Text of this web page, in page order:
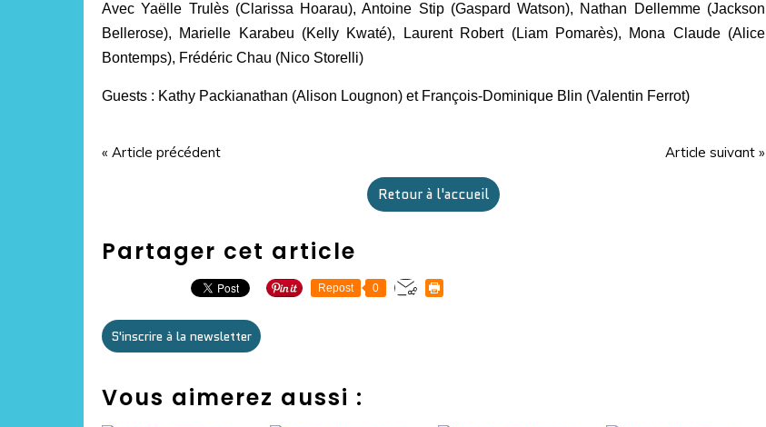
Avec Yaëlle Trulès (Clarissa Hoarau), Antoine Stip (Gaspard Watson), Nathan Dellemme (Jackson
Bellerose), Marielle Karabeu (Kelly Kwaté), Laurent Robert (Liam Pomarès), Mona Claude (Alice
Bontemps), Frédéric Chau (Nico Storelli)
Guests : Kathy Packianathan (Alison Lougnon) et François-Dominique Blin (Valentin Ferrot)
« Article précédent Article suivant »
Retour à l'accueil
Partager cet article
Repost 0
S'inscrire à la newsletter
Vous aimerez aussi :